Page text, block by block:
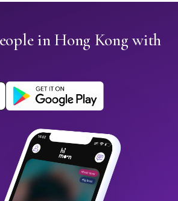
in Hong Kong with